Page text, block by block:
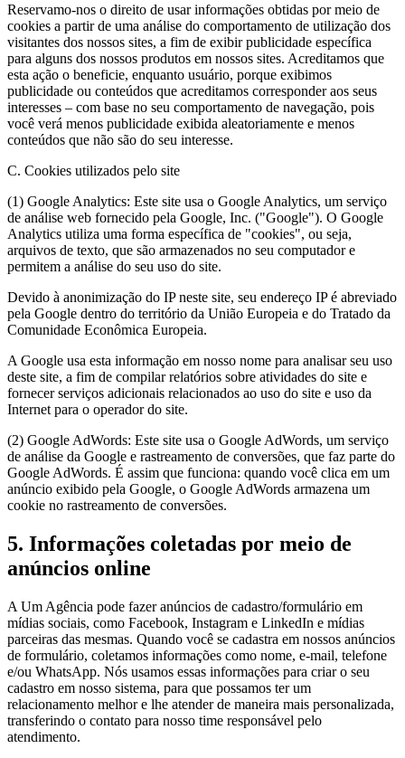
Reservamo-nos o direito de usar informações obtidas por meio de
cookies a partir de uma análise do comportamento de utilização dos
visitantes dos nossos sites, a fim de exibir publicidade específica
para alguns dos nossos produtos em nossos sites. Acreditamos que
esta ação o beneficie, enquanto usuário, porque exibimos
publicidade ou conteúdos que acreditamos corresponder aos seus
interesses – com base no seu comportamento de navegação, pois
você verá menos publicidade exibida aleatoriamente e menos
conteúdos que não são do seu interesse.
C. Cookies utilizados pelo site
(1) Google Analytics: Este site usa o Google Analytics, um serviço
de análise web fornecido pela Google, Inc. ("Google"). O Google
Analytics utiliza uma forma específica de "cookies", ou seja,
arquivos de texto, que são armazenados no seu computador e
permitem a análise do seu uso do site.
Devido à anonimização do IP neste site, seu endereço IP é abreviado
pela Google dentro do território da União Europeia e do Tratado da
Comunidade Econômica Europeia.
A Google usa esta informação em nosso nome para analisar seu uso
deste site, a fim de compilar relatórios sobre atividades do site e
fornecer serviços adicionais relacionados ao uso do site e uso da
Internet para o operador do site.
(2) Google AdWords: Este site usa o Google AdWords, um serviço
de análise da Google e rastreamento de conversões, que faz parte do
Google AdWords. É assim que funciona: quando você clica em um
anúncio exibido pela Google, o Google AdWords armazena um
cookie no rastreamento de conversões.
5. Informações coletadas por meio de
anúncios online
A Um Agência pode fazer anúncios de cadastro/formulário em
mídias sociais, como Facebook, Instagram e LinkedIn e mídias
parceiras das mesmas. Quando você se cadastra em nossos anúncios
de formulário, coletamos informações como nome, e-mail, telefone
e/ou WhatsApp. Nós usamos essas informações para criar o seu
cadastro em nosso sistema, para que possamos ter um
relacionamento melhor e lhe atender de maneira mais personalizada,
transferindo o contato para nosso time responsável pelo
atendimento.